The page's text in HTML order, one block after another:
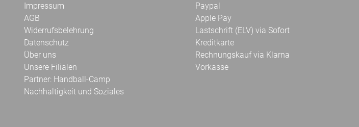
Impressum
AGB
Widerrufsbelehrung
Datenschutz
Über uns
Unsere Filialen
Partner: Handball-Camp
Nachhaltigkeit und Soziales
Paypal
Apple Pay
Lastschrift (ELV) via Sofort
Kreditkarte
Rechnungskauf via Klarna
Vorkasse